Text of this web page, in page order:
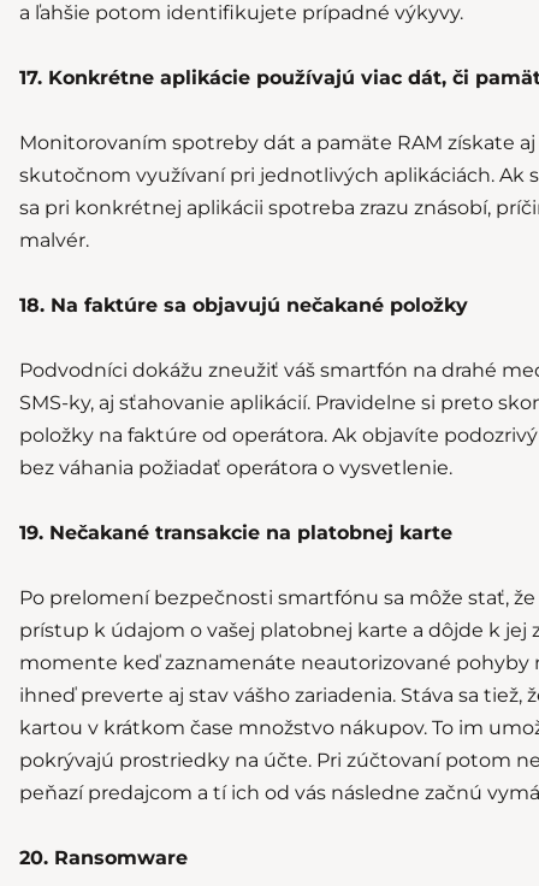
a ľahšie potom identifikujete prípadné výkyvy.
17. Konkrétne aplikácie používajú viac dát, či
Monitorovaním spotreby dát a pamäte RAM získate
skutočnom využívaní pri jednotlivých aplikáciách. Ak
sa pri konkrétnej aplikácii spotreba zrazu znásobí,
malvér.
18. Na faktúre sa objavujú nečakané položky
Podvodníci dokážu zneužiť váš smartfón na drahé
SMS-ky, aj sťahovanie aplikácií. Pravidelne si preto
položky na faktúre od operátora. Ak objavíte
bez váhania požiadať operátora o vysvetlenie.
19. Nečakané transakcie na platobnej karte
Po prelomení bezpečnosti smartfónu sa môže stať,
prístup k údajom o vašej platobnej karte a dôjde k jej
momente keď zaznamenáte neautorizované pohyby
ihneď preverte aj stav vášho zariadenia. Stáva sa tiež,
kartou v krátkom čase množstvo nákupov. To im
pokrývajú prostriedky na účte. Pri zúčtovaní potom
peňazí predajcom a tí ich od vás následne začnú
20. Ransomware